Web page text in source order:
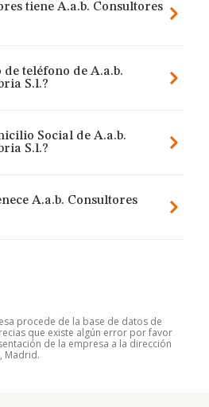
tiene A.a.b. Consultores
teléfono de A.a.b.
S.l.?
Social de A.a.b.
S.l.?
A.a.b. Consultores
procede de la base de datos de
que existe algún error por favor
de la empresa a la dirección
Madrid.